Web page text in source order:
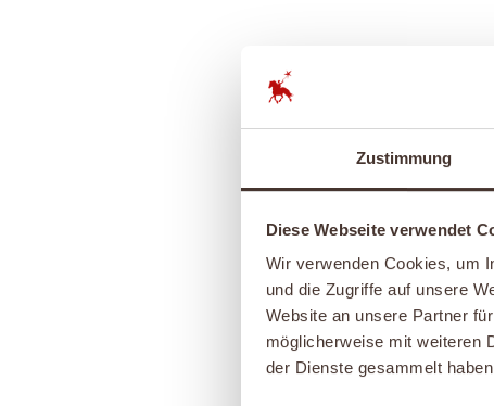
Zustimmung
Diese Webseite verwendet
Wir verwenden Cookies, um
und die Zugriffe auf unsere
Website an unsere Partner
möglicherweise mit weiteren
der Dienste gesammelt